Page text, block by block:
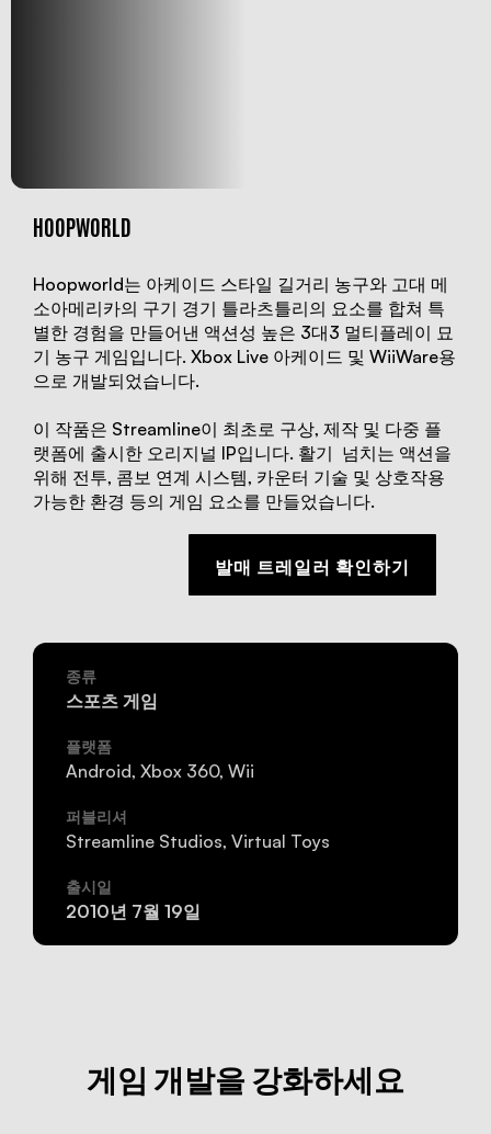
HOOPWORLD
Hoopworld는 아케이드 스타일 길거리 농구와 고대 메
소아메리카의 구기 경기 틀라츠틀리의 요소를 합쳐 특
별한 경험을 만들어낸 액션성 높은 3대3 멀티플레이 묘
기 농구 게임입니다. Xbox Live 아케이드 및 WiiWare용
으로 개발되었습니다.
이 작품은 Streamline이 최초로 구상, 제작 및 다중 플
랫폼에 출시한 오리지널 IP입니다. 활기 넘치는 액션을
위해 전투, 콤보 연계 시스템, 카운터 기술 및 상호작용
가능한 환경 등의 게임 요소를 만들었습니다.​
발매 트레일러 확인하기
종류
스포츠 게임
플랫폼
Android, Xbox 360, Wii
퍼블리셔
Streamline Studios, Virtual Toys
출시일
2010년 7월 19일
게임 개발을 강화하세요